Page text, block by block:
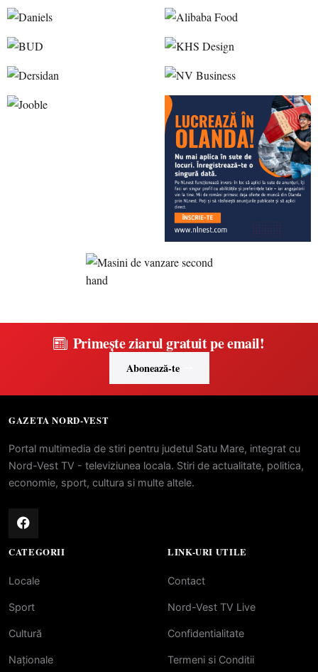
Primește ziarul gratuit pe email!
Abonează-te
GAZETA NORD-VEST
Portal multimedia de stiri pentru judetul Satu Mare, integrat cu
Nord-Vest TV - televiziunea locala. Stiri de actualitate, politica,
economie, sport, cultura si multe altele.
CATEGORII
Locale
Sport
Cultură
Naționale
LINK-URI UTILE
Contact
Nord-Vest TV Live
Confidentialitate
Termeni si Conditii